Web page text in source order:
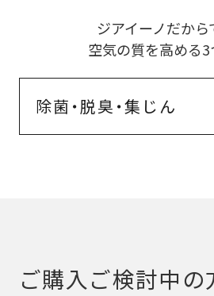
ジアイーノだから
空気の質を高める
除菌・脱臭・集じん
ご購入ご検討中の